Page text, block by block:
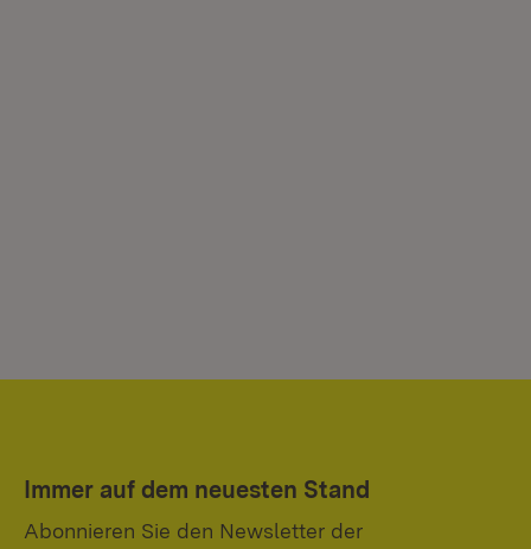
Immer auf dem neuesten Stand
Abonnieren Sie den Newsletter der